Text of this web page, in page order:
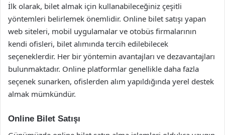
İlk olarak, bilet almak için kullanabileceğiniz çeşitli
yöntemleri belirlemek önemlidir. Online bilet satışı yapan
web siteleri, mobil uygulamalar ve otobüs firmalarının
kendi ofisleri, bilet alımında tercih edilebilecek
seçeneklerdir. Her bir yöntemin avantajları ve dezavantajları
bulunmaktadır. Online platformlar genellikle daha fazla
seçenek sunarken, ofislerden alım yapıldığında yerel destek
almak mümkündür.
Online Bilet Satışı